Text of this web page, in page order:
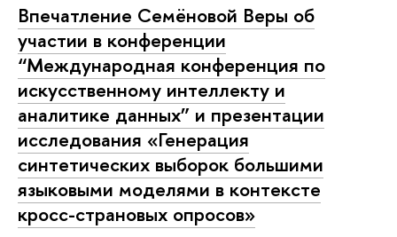
Впечатление Семёновой Веры об
участии в конференции
“Международная конференция по
искусственному интеллекту и
аналитике данных” и презентации
исследования «Генерация
синтетических выборок большими
языковыми моделями в контексте
кросс-страновых опросов»